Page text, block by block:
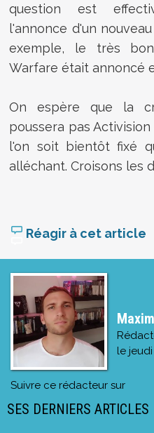
question est
l'annonce d'un
exemple, le très
Warfare était annoncé
On espère que la
poussera pas
l'on soit bientôt fixé
alléchant. Croisons les
Réagir à cet article
le jeudi
Suivre ce rédacteur sur
SES DERNIERS ARTICLES